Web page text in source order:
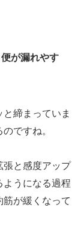
が漏れやす
締まっていま
ですね。
張と感度アップ
ようになる過程
が緩くなって